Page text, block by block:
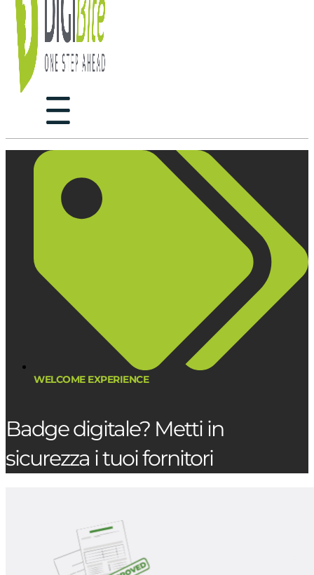
WELCOME EXPERIENCE
Badge digitale? Metti in
sicurezza i tuoi fornitori